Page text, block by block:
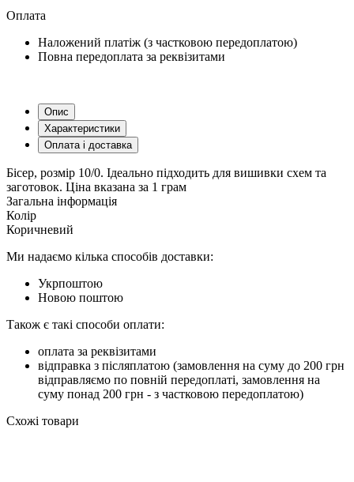
Оплата
Наложений платіж (з частковою передоплатою)
Повна передоплата за реквізитами
Опис
Характеристики
Оплата і доставка
Бісер, розмір 10/0. Ідеально підходить для вишивки схем та
заготовок. Ціна вказана за 1 грам
Загальна інформація
Колір
Коричневий
Ми надаємо кілька способів доставки:
Укрпоштою
Новою поштою
Також є такі способи оплати:
оплата за реквізитами
відправка з післяплатою (замовлення на суму до 200 грн
відправляємо по повній передоплаті, замовлення на
суму понад 200 грн - з частковою передоплатою)
Схожі товари